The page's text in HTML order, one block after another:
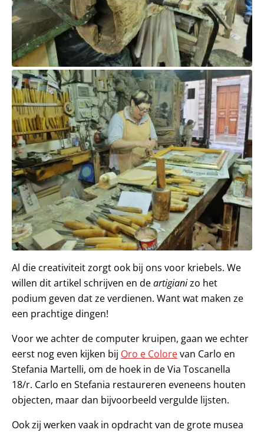
Al die creativiteit zorgt ook bij ons voor kriebels. We
willen dit artikel schrijven en deartigianizo het
podium geven dat ze verdienen. Want wat maken ze
een prachtige dingen!
Voor we achter de computer kruipen, gaan we echter
eerst nog even kijken bij Oro e Colorevan Carlo en
Stefania Martelli, om de hoek in de Via Toscanella
18/r. Carlo en Stefania restaureren eveneens houten
objecten, maar dan bijvoorbeeld vergulde lijsten.
Ook zij werken vaak in opdracht van de grote musea